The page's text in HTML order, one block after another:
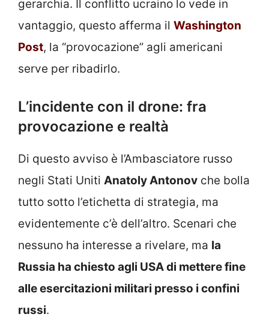
gerarchia. Il conflitto ucraino lo vede in
vantaggio, questo afferma il Washington
Post, la “provocazione” agli americani
serve per ribadirlo.
L’incidente con il drone: fra
provocazione e realtà
Di questo avviso è l’Ambasciatore russo
negli Stati Uniti Anatoly Antonov che bolla
tutto sotto l’etichetta di strategia, ma
evidentemente c’è dell’altro. Scenari che
nessuno ha interesse a rivelare, ma la
Russia ha chiesto agli USA di mettere fine
alle esercitazioni militari presso i confini
russi.